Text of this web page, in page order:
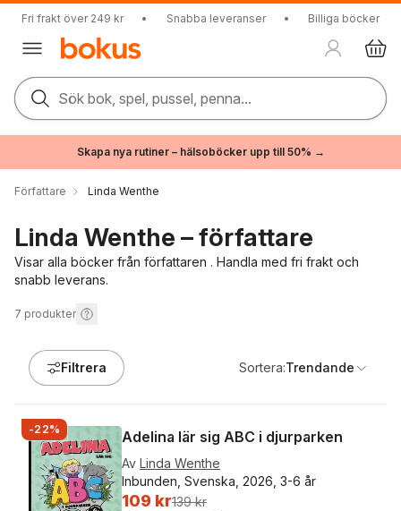
Fri frakt över 249 kr • Snabba leveranser • Billiga böcker
Sök bok, spel, pussel, penna...
Skapa nya rutiner – hälsoböcker upp till 50% →
Författare Linda Wenthe
Linda Wenthe – författare
Visar alla böcker från författaren . Handla med fri frakt och
snabb leverans.
7 produkter
Filtrera Sortera:Trendande
-22% Adelina lär sig ABC i djurparken
Av Linda Wenthe
Inbunden, Svenska, 2026, 3-6 år
109 kr139 kr